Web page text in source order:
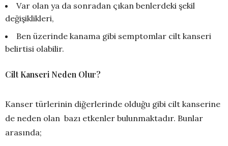
Var olan ya da sonradan çıkan benlerdeki şekil
değişiklikleri,
Ben üzerinde kanama gibi semptomlar cilt kanseri
belirtisi olabilir.
Cilt Kanseri Neden Olur?
Kanser türlerinin diğerlerinde olduğu gibi cilt kanserine
de neden olan bazı etkenler bulunmaktadır. Bunlar
arasında;